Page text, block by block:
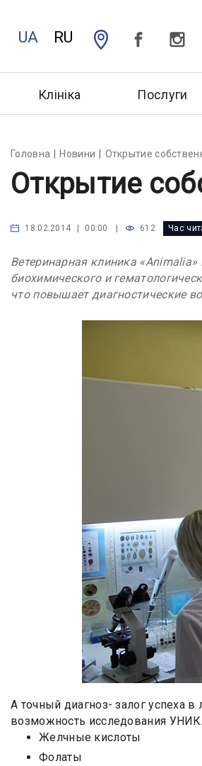
UA RU
Клініка Послуги
Головна Новини Открытие
Открытие
18.02.2014 | 00:00 612 Час
Ветеринарная клиника
биохимического и
что повышает диагностические
А точный диагноз- залог успеха
возможность исследования
Желчные кислоты
Фолаты